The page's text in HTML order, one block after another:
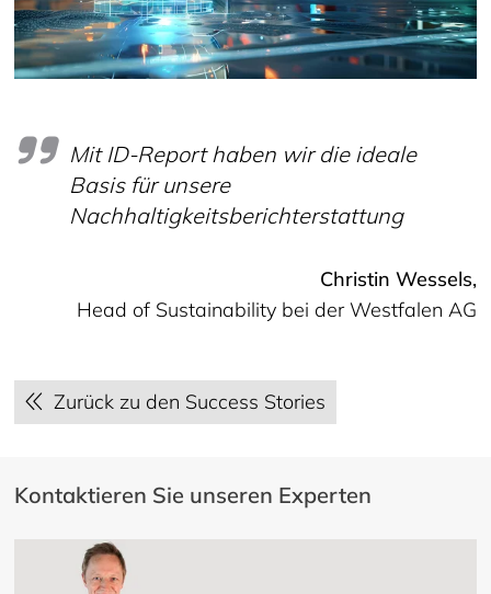
Mit ID-Report haben wir die ideale
Basis für unsere
Nachhaltigkeitsberichterstattung
Christin Wessels,
Head of Sustainability bei der Westfalen AG
Zurück zu den Success Stories
Kontaktieren Sie unseren Experten